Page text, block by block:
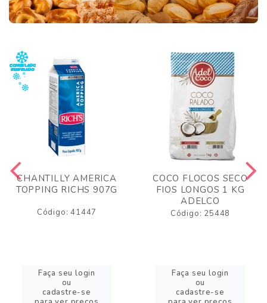
CHANTILLY AMERICA
TOPPING RICHS 907G
Código: 41447
Faça seu login
ou
cadastre-se
COCO FLOCOS SECO
FIOS LONGOS 1 KG
ADELCO
Código: 25448
Faça seu login
ou
cadastre-se